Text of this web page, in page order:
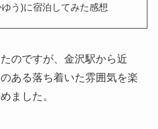
う)に宿泊してみた感想
のですが、金沢駅から近
ある落ち着いた雰囲気を楽
ました。